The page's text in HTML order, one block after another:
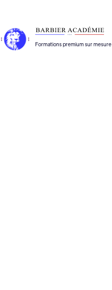
Formations premium sur mesure